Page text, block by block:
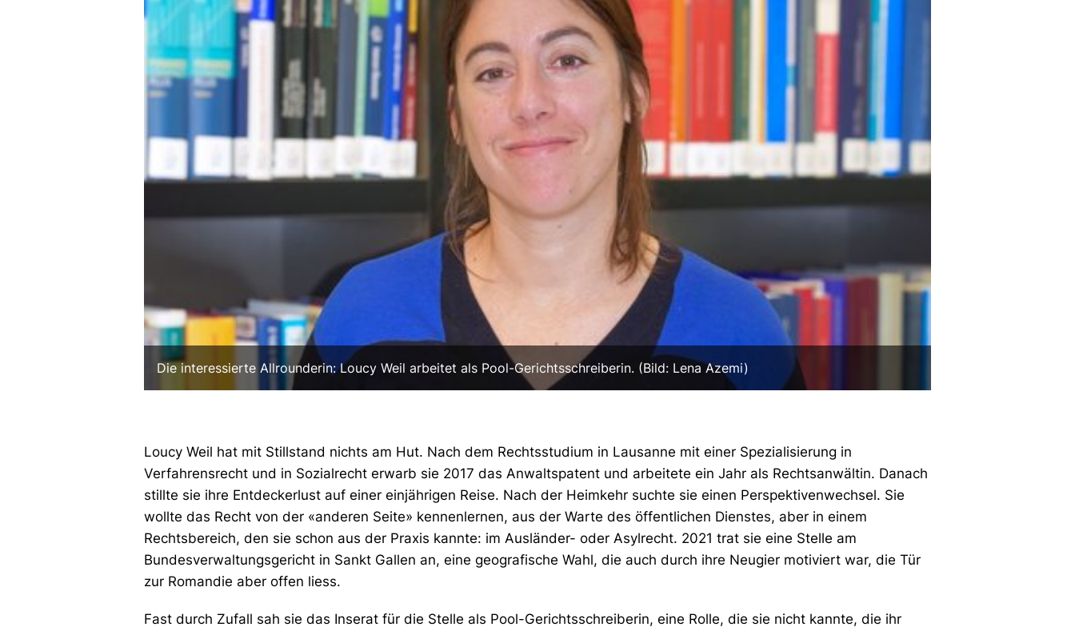
Die interessierte Allrounderin: Loucy Weil arbeitet als Pool-Gerichtsschreiberin. (Bild: Lena Azemi)
Loucy Weil hat mit Stillstand nichts am Hut. Nach dem Rechtsstudium in Lausanne mit einer Spezialisierung in
Verfahrensrecht und in Sozialrecht erwarb sie 2017 das Anwaltspatent und arbeitete ein Jahr als Rechtsanwältin. Danach
stillte sie ihre Entdeckerlust auf einer einjährigen Reise. Nach der Heimkehr suchte sie einen Perspektivenwechsel. Sie
wollte das Recht von der «anderen Seite» kennenlernen, aus der Warte des öffentlichen Dienstes, aber in einem
Rechtsbereich, den sie schon aus der Praxis kannte: im Ausländer- oder Asylrecht. 2021 trat sie eine Stelle am
Bundesverwaltungsgericht in Sankt Gallen an, eine geografische Wahl, die auch durch ihre Neugier motiviert war, die Tür
zur Romandie aber offen liess.
Fast durch Zufall sah sie das Inserat für die Stelle als Pool-Gerichtsschreiberin, eine Rolle, die sie nicht kannte, die ihr